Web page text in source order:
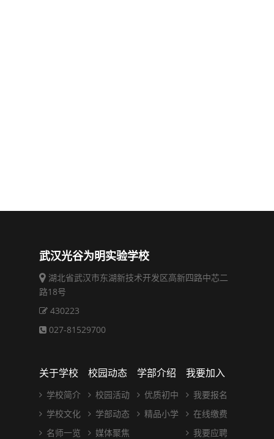
武汉光谷为明实验学校
湖北省武汉市东湖新技术开发区高新四路中芯二
路18号
430223
027-81529700
关于学校
学校简介
学校文化
名师一览
校园动态
校园活动
学部动态
媒体聚焦
学部介绍
优质初中
精品小学
我要加入
我要报名
在线缴费
我要应聘